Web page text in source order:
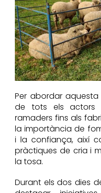
Per abordar
de tots els actors
ramaders fins als
la importància de
i la confiança, així
pràctiques de cria i
la tosa.
Durant els dos dies